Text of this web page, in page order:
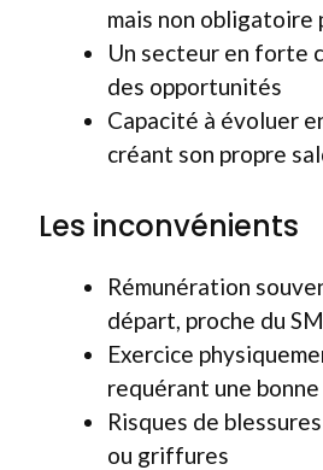
mais non obligatoire
Un secteur en forte
des opportunités
Capacité à évoluer
créant son propre
Les inconvénients
Rémunération
départ, proche du
Exercice
requérant une
Risques de
ou griffures